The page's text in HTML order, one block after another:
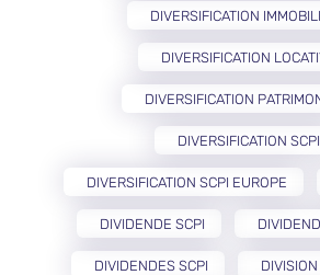
DIVERSIFICATION
DIVERSIFICATION
DIVERSIFICATION
DIVERSIFICATION SCPI
DIVERSIFICATION SCPI EUROPE
DIVIDENDE SCPI
DIVIDENDES SCPI